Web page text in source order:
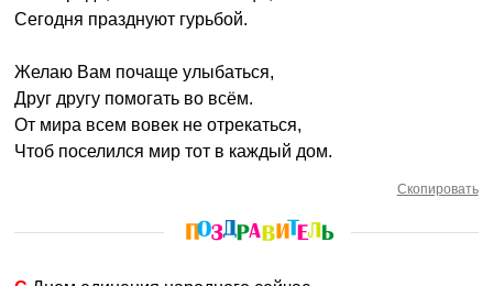
Сегодня празднуют гурьбой.
Желаю Вам почаще улыбаться,
Друг другу помогать во всём.
От мира всем вовек не отрекаться,
Чтоб поселился мир тот в каждый дом.
Скопировать